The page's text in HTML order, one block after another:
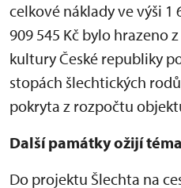
celkové náklady ve výši 1
909 545 Kč bylo hrazeno
kultury České republiky
stopách šlechtických
pokryta z rozpočtu
Další památky ožijí
Do projektu Šlechta na